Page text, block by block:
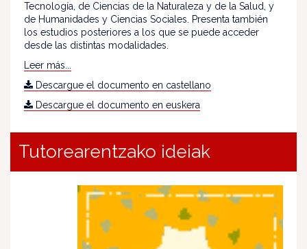
Tecnología, de Ciencias de la Naturaleza y de la Salud, y
de Humanidades y Ciencias Sociales. Presenta también
los estudios posteriores a los que se puede acceder
desde las distintas modalidades.
Leer más...
Descargue el documento en castellano
Descargue el documento en euskera
Tutorearentzako ideiak